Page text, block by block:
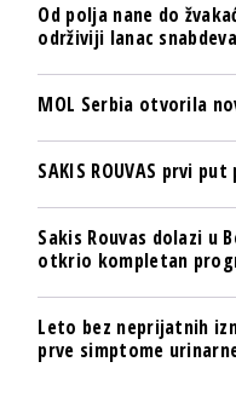
Od polja nane do
održiviji lanac
MOL Serbia otvorila
SAKIS ROUVAS prvi
Sakis Rouvas dolazi u
otkrio kompletan
Leto bez neprijatnih
prve simptome